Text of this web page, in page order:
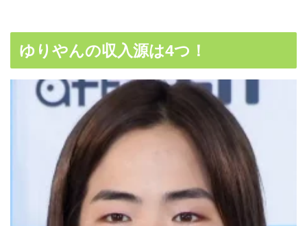
ゆりやんの収入源は4つ！